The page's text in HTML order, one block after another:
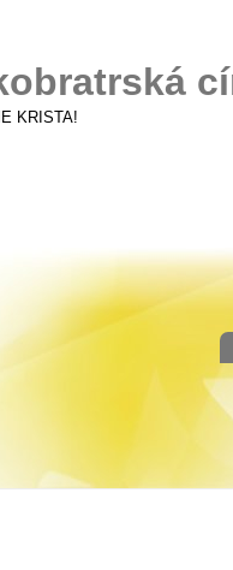
KRISTA!